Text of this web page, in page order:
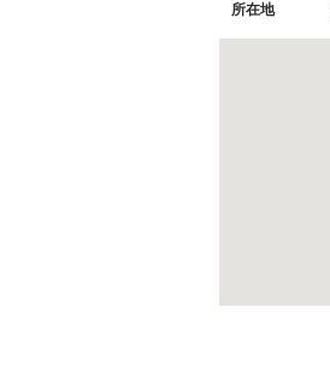
所在地